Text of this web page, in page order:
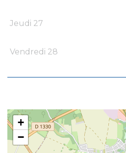
Jeudi 27
Vendredi 28
+
−